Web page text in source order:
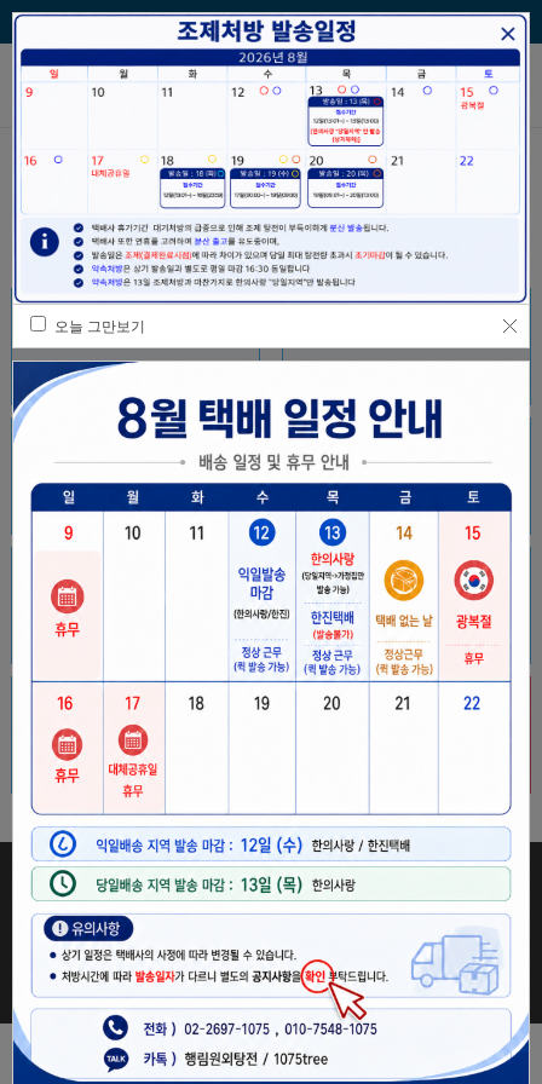
장바구니 주문/배송조회 적립포인트 선결제
행림원외탕전
사이트에 오신 것을 환영합니다.
경옥고/공진단/청심원
과립제
바로가기
약속탕약
바로가기
외용제
바로가기
견본상품
바로가기
이용약관 개인정보취급방침 이메일주소무단수집거부
행림원외탕전 대표 : 최윤용 사업자등록번호 : 678-95-00702 문의전화 : 010-7548-1075
유선전화 : 02-2697-1075
이메일 : 1075tree@naver.com
사업장주소 : 서울특별시 양천구 오목로 183, 4~5층(신정동)
COPYRIGHT © SINCE 2020 HANGLIM WONOE. ALL RIGHTS RESERVED.
오늘 그만보기